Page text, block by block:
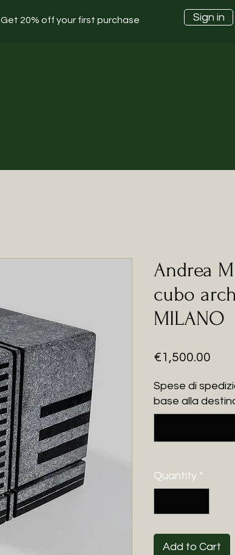
Get 20% off your first purchase Sign in
Andrea
cubo
MILANO
€1,500.00
Spese di
base alla
Quantity *
Add to Cart